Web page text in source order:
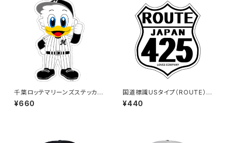
千葉ロッテマリーンズステッカー
13（大）
¥660
国道標識USタイプ（ROUTE）ス
テッカー 425号線（ホワイト）
¥440